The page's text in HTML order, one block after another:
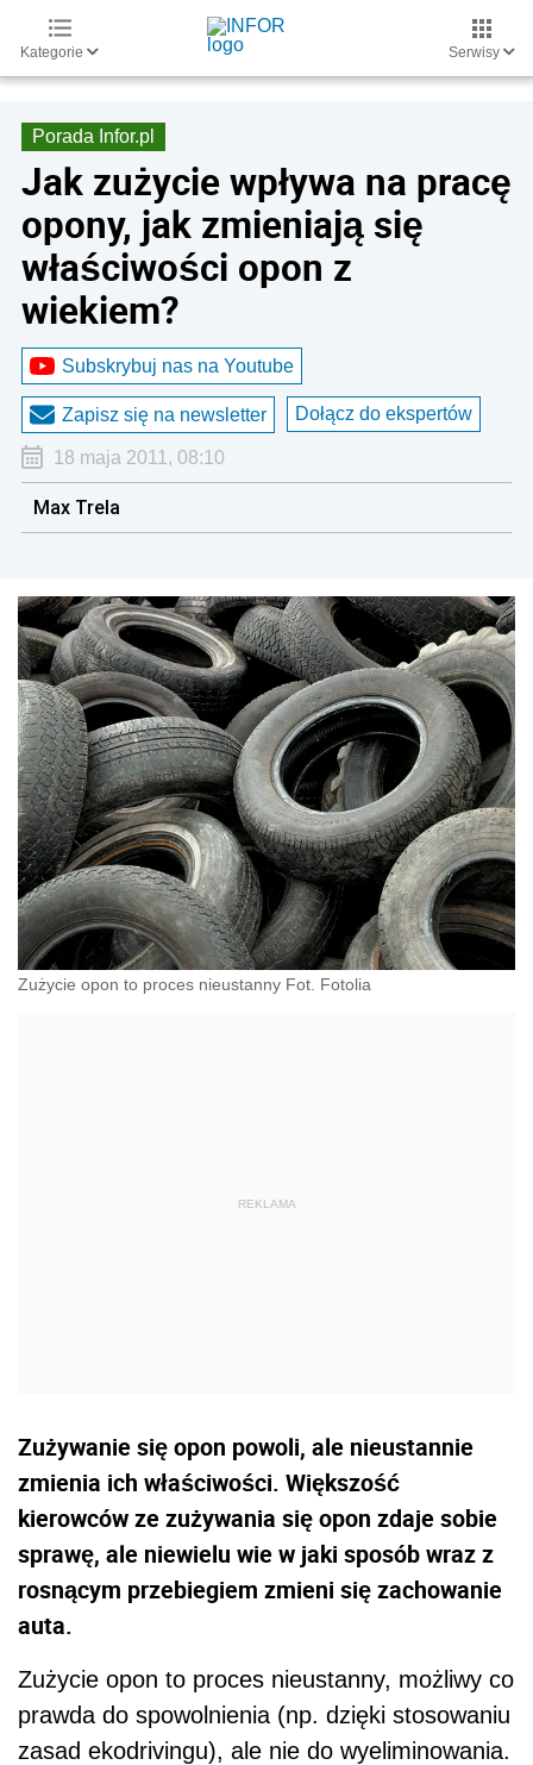
Kategorie Serwisy
Porada Infor.pl
Jak zużycie wpływa na pracę
opony, jak zmieniają się
właściwości opon z
wiekiem?
Subskrybuj nas na Youtube
Zapisz się na newsletter Dołącz do ekspertów
18 maja 2011, 08:10
Max Trela
Zużycie opon to proces nieustanny Fot. Fotolia
Zużywanie się opon powoli, ale nieustannie
zmienia ich właściwości. Większość
kierowców ze zużywania się opon zdaje sobie
sprawę, ale niewielu wie w jaki sposób wraz z
rosnącym przebiegiem zmieni się zachowanie
auta.
Zużycie opon to proces nieustanny, możliwy co
prawda do spowolnienia (np. dzięki stosowaniu
zasad ekodrivingu), ale nie do wyeliminowania.